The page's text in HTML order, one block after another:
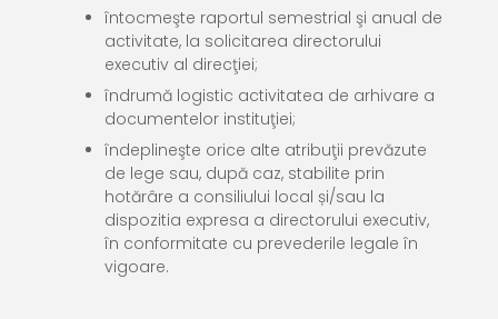
întocmeşte raportul semestrial şi anual de
activitate, la solicitarea directorului
executiv al direcţiei;
îndrumă logistic activitatea de arhivare a
documentelor instituţiei;
îndeplineşte orice alte atribuţii prevăzute
de lege sau, după caz, stabilite prin
hotărâre a consiliului local și/sau la
dispozitia expresa a directorului executiv,
în conformitate cu prevederile legale în
vigoare.